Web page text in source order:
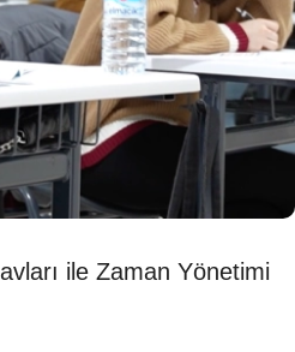
ile Zaman Yönetimi